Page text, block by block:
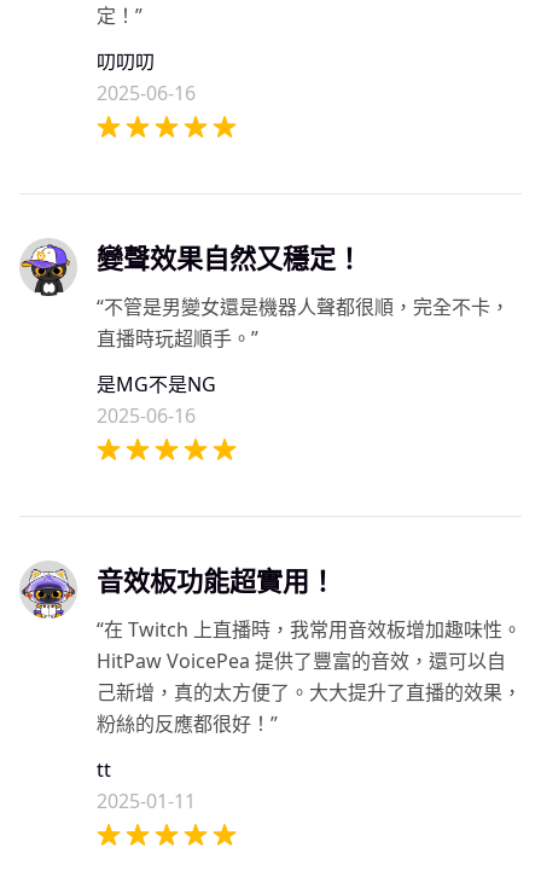
定！”
叨叨叨
2025-06-16
變聲效果自然又穩定！
“不管是男變女還是機器人聲都很順，完全不卡，
直播時玩超順手。”
是MG不是NG
2025-06-16
音效板功能超實用！
“在 Twitch 上直播時，我常用音效板增加趣味性。
HitPaw VoicePea 提供了豐富的音效，還可以自
己新增，真的太方便了。大大提升了直播的效果，
粉絲的反應都很好！”
tt
2025-01-11